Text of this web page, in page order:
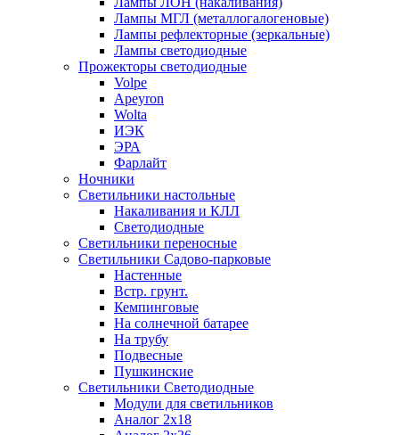
Лампы МГЛ (металлогалогеновые)
Лампы рефлекторные (зеркальные)
Лампы светодиодные
Прожекторы светодиодные
Volpe
Apeyron
Wolta
ИЭК
ЭРА
Фарлайт
Ночники
Светильники настольные
Накаливания и КЛЛ
Светодиодные
Светильники переносные
Светильники Садово-парковые
Настенные
Встр. грунт.
Кемпинговые
На солнечной батарее
На трубу
Подвесные
Пушкинские
Светильники Светодиодные
Модули для светильников
Аналог 2х18